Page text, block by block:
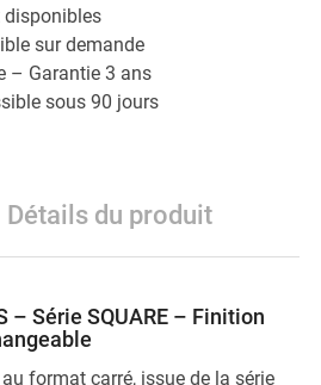
disponibles
sur demande
– Garantie 3 ans
sous 90 jours
Détails du produit
– Série SQUARE – Finition
format carré, issue de la série